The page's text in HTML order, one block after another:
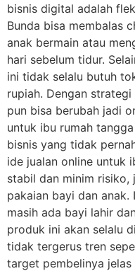
bisnis digital adalah
Bunda bisa membalas
anak bermain atau
hari sebelum tidur.
ini tidak selalu butuh
rupiah. Dengan
pun bisa berubah jadi
untuk ibu rumah
bisnis yang tidak
ide jualan online untuk
stabil dan minim risiko,
pakaian bayi dan anak.
masih ada bayi lahir
produk ini akan selalu
tidak tergerus tren
target pembelinya